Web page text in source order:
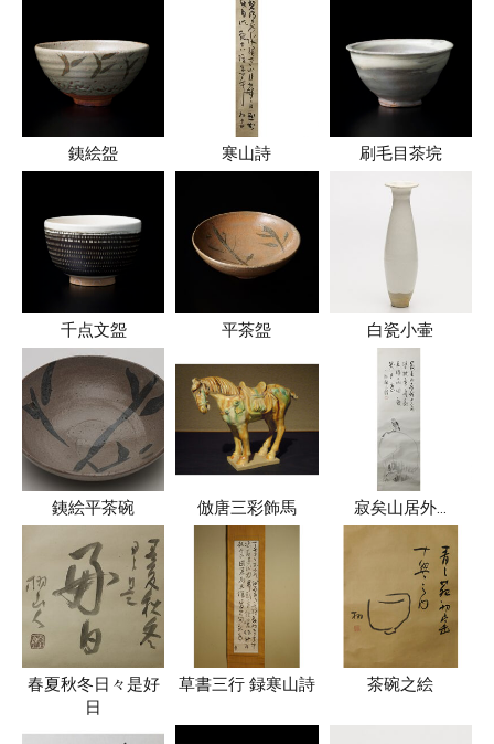
銕絵盌 寒山詩 刷毛目茶垸
千点文盌 平茶盌 白瓷小壷
銕絵平茶碗 倣唐三彩飾馬 寂矣山居外…
春夏秋冬日々是好
日
草書三行 録寒山詩 茶碗之絵